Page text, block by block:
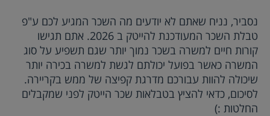
נסביר, נניח שאתם לא יודעים מה השכר המגיע לכם ע"פ
טבלת השכר המעודכנת להייטק ב 2026. אתם תגישו
קורות חיים למשרה בשכר נמוך יותר שגם תשפיע על סוג
המשרה כאשר בפועל יכולתם לגשת למשרה בכירה יותר
שיכולה להוות עבורכם מדרגת קפיצה של ממש בקריירה.
לסיכום, כדאי להציץ בטבלאות שכר הייטק לפני שמקבלים
החלטות :)